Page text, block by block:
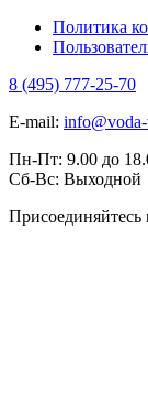
Политика
8 (495) 777-25-70
E-mail:
Пн-Пт: 9.00 до
Сб-Вс: Выходной
Присоединяйтесь